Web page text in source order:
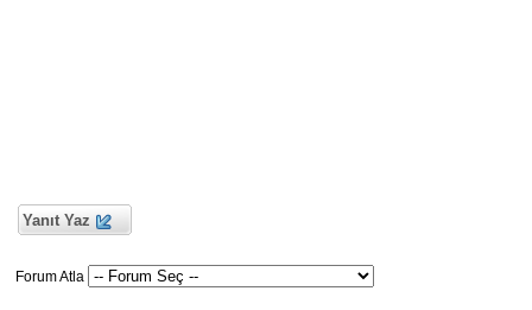
Yanıt Yaz
Forum Atla